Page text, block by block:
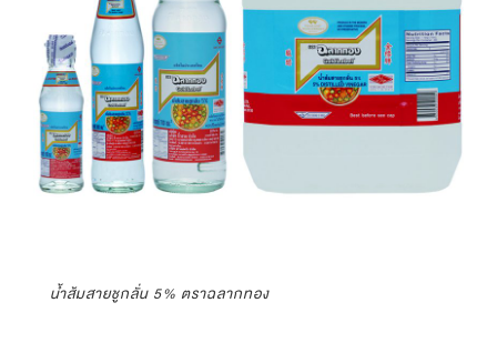
น้ำส้มสายชูกลั่น 5% ตราฉลากทอง